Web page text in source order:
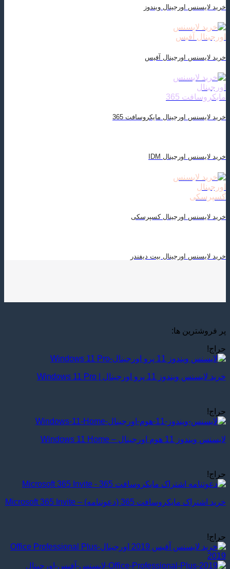
خرید لایسنس اورجینال ویندوز
خرید لایسنس اورجینال آفیس
خرید لایسنس اورجینال مایکروسافت 365
خرید لایسنس اورجینال IDM
خرید لایسنس اورجینال کسپرسکی
خرید لایسنس اورجینال بیت دیفندر
پر فروشترین ها:
حراج!
خرید لایسنس ویندوز 11 پرو اورجینال | Windows 11 Pro
حراج!
لایسنس ویندوز 11 هوم اورجینال – Windows 11 Home
حراج!
خرید اشتراک مایکروسافت 365 (دعوتنامه) – Microsoft 365 Invite
حراج!